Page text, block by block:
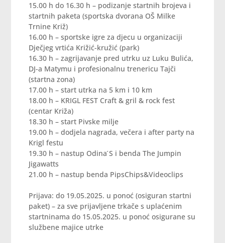
15.00 h do 16.30 h – podizanje startnih brojeva i
startnih paketa (sportska dvorana OŠ Milke
Trnine Križ)
16.00 h – sportske igre za djecu u organizaciji
Dječjeg vrtića Križić-kružić (park)
16.30 h – zagrijavanje pred utrku uz Luku Bulića,
DJ-a Matymu i profesionalnu trenericu Tajči
(startna zona)
17.00 h – start utrka na 5 km i 10 km
18.00 h – KRIGL FEST Craft & gril & rock fest
(centar Križa)
18.30 h – start Pivske milje
19.00 h – dodjela nagrada, večera i after party na
Krigl festu
19.30 h – nastup Odina ́S i benda The Jumpin
Jigawatts
21.00 h – nastup benda PipsChips&Videoclips
Prijava: do 19.05.2025. u ponoć (osiguran startni
paket) – za sve prijavljene trkače s uplaćenim
startninama do 15.05.2025. u ponoć osigurane su
službene majice utrke